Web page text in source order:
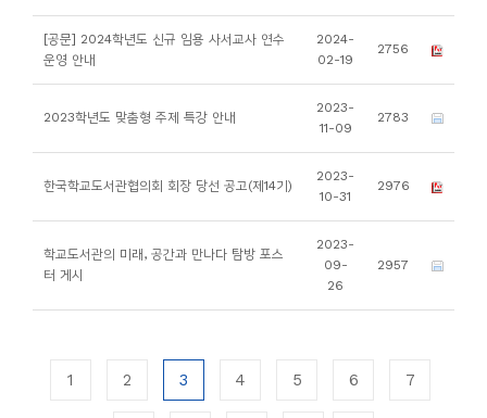
[공문] 2024학년도 신규 임용 사서교사 연수
운영 안내
2024-
02-19
2756
2023학년도 맞춤형 주제 특강 안내
2023-
11-09
2783
한국학교도서관협의회 회장 당선 공고(제14기)
2023-
10-31
2976
학교도서관의 미래, 공간과 만나다 탐방 포스
터 게시
2023-
09-
26
2957
1 2 3 4 5 6 7